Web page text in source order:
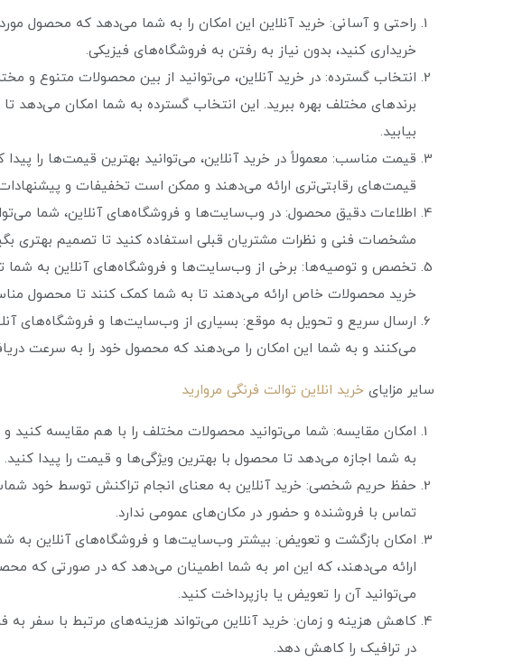
راحتی و آسانی: خرید آنلاین این امکان را به شما می‌دهد که محصول
خریداری کنید، بدون نیاز به رفتن به فروشگاه‌های فیزیکی.
انتخاب گسترده: در خرید آنلاین، می‌توانید از بین محصولات متنوع و
برندهای مختلف بهره ببرید. این انتخاب گسترده به شما امکان می‌دهد
بیابید.
قیمت مناسب: معمولاً در خرید آنلاین، می‌توانید بهترین قیمت‌ها را پیدا
قیمت‌های رقابتی‌تری ارائه می‌دهند و ممکن است تخفیفات و
اطلاعات دقیق محصول: در وب‌سایت‌ها و فروشگاه‌های آنلاین، شما
مشخصات فنی و نظرات مشتریان قبلی استفاده کنید تا تصمیم بهتری
تخصص و توصیه‌ها: برخی از وب‌سایت‌ها و فروشگاه‌های آنلاین به شما
خرید محصولات خاص ارائه می‌دهند تا به شما کمک کنند تا محصول
ارسال سریع و تحویل به موقع: بسیاری از وب‌سایت‌ها و فروشگاه‌های
می‌کنند و به شما این امکان را می‌دهند که محصول خود را به سرعت
سایر مزایای خرید انلاین توالت فرنگی مروارید
امکان مقایسه: شما می‌توانید محصولات مختلف را با هم مقایسه کنید و
به شما اجازه می‌دهد تا محصول با بهترین ویژگی‌ها و قیمت را پیدا کنید.
حفظ حریم شخصی: خرید آنلاین به معنای انجام تراکنش توسط خود
تماس با فروشنده و حضور در مکان‌های عمومی ندارد.
امکان بازگشت و تعویض: بیشتر وب‌سایت‌ها و فروشگاه‌های آنلاین به
ارائه می‌دهند، که این امر به شما اطمینان می‌دهد که در صورتی که
می‌توانید آن را تعویض یا بازپرداخت کنید.
کاهش هزینه و زمان: خرید آنلاین می‌تواند هزینه‌های مرتبط با سفر
در ترافیک را کاهش دهد.